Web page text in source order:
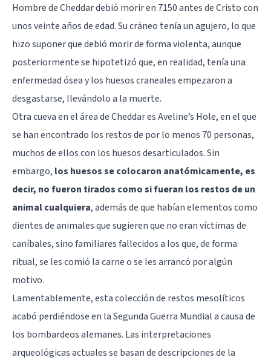
Hombre de Cheddar debió morir en 7150 antes de Cristo con
unos veinte años de edad. Su cráneo tenía un agujero, lo que
hizo suponer que debió morir de forma violenta, aunque
posteriormente se hipotetizó que, en realidad, tenía una
enfermedad ósea y los huesos craneales empezaron a
desgastarse, llevándolo a la muerte.
Otra cueva en el área de Cheddar es Aveline’s Hole, en el que
se han encontrado los restos de por lo menos 70 personas,
muchos de ellos con los huesos desarticulados. Sin
embargo, los huesos se colocaron anatómicamente, es
decir, no fueron tirados como si fueran los restos de un
animal cualquiera, además de que habían elementos como
dientes de animales que sugieren que no eran víctimas de
caníbales, sino familiares fallecidos a los que, de forma
ritual, se les comió la carne o se les arrancó por algún
motivo.
Lamentablemente, esta colección de restos mesolíticos
acabó perdiéndose en la Segunda Guerra Mundial a causa de
los bombardeos alemanes. Las interpretaciones
arqueológicas actuales se basan de descripciones de la